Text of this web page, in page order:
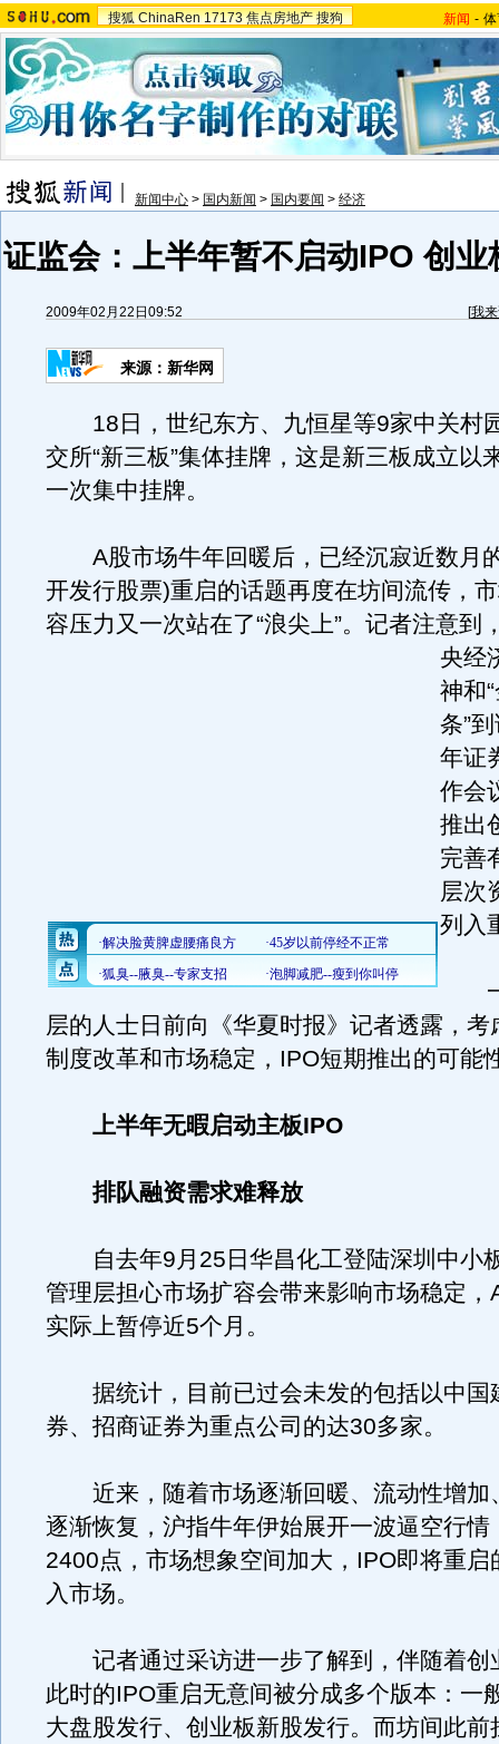
搜狐 ChinaRen 17173 焦点房地产 搜狗 新闻 -
新闻中心 > 国内新闻 > 国内要闻 > 经济
证监会：上半年暂不启动IPO 创业
2009年02月22日09:52 [我
来源：新华网
18日，世纪东方、九恒星等9家中关村
交所“新三板”集体挂牌，这是新三板成立以
一次集中挂牌。
A股市场牛年回暖后，已经沉寂近数月
开发行股票)重启的话题再度在坊间流传，
容压力又一次站在了“浪尖上”。 记者注意到
央经
神和
条”
年证
作会
推出
完善
层次
列入
一
层的人士日前向《华夏时报》记者透露，考
制度改革和市场稳定，IPO短期推出的可能
上半年无暇启动主板IPO
排队融资需求难释放
自去年9月25日华昌化工登陆深圳中小
管理层担心市场扩容会带来影响市场稳定，
实际上暂停近5个月。
据统计，目前已过会未发的包括以中国
券、招商证券为重点公司的达30多家。
近来，随着市场逐渐回暖、流动性增加
逐渐恢复，沪指牛年伊始展开一波逼空行情
2400点，市场想象空间加大，IPO即将重启
入市场。
记者通过采访进一步了解到，伴随着创
此时的IPO重启无意间被分成多个版本：一
大盘股发行、创业板新股发行。而坊间此前